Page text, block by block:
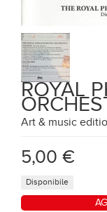
ROYAL
Art & music
5,00 €
Disponibile